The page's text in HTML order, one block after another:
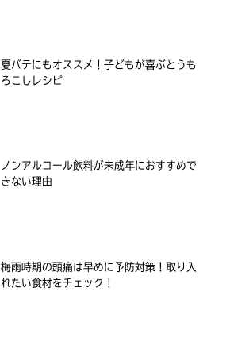
夏バテにもオススメ！子どもが喜ぶとうも
ろこしレシピ
ノンアルコール飲料が未成年におすすめで
きない理由
梅雨時期の頭痛は早めに予防対策！取り入
れたい食材をチェック！